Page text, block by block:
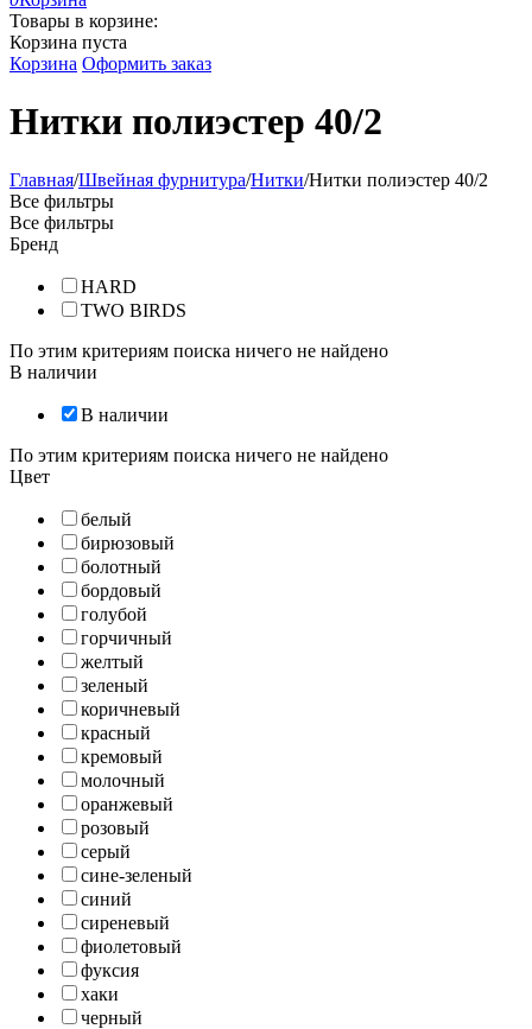
Товары в корзине:
Корзина пуста
Корзина Оформить заказ
Нитки полиэстер 40/2
Главная/Швейная фурнитура/Нитки/Нитки полиэстер 40/2
Все фильтры
Все фильтры
Бренд
HARD
TWO BIRDS
По этим критериям поиска ничего не найдено
В наличии
В наличии
По этим критериям поиска ничего не найдено
Цвет
белый
бирюзовый
болотный
бордовый
голубой
горчичный
желтый
зеленый
коричневый
красный
кремовый
молочный
оранжевый
розовый
серый
сине-зеленый
синий
сиреневый
фиолетовый
фуксия
хаки
черный